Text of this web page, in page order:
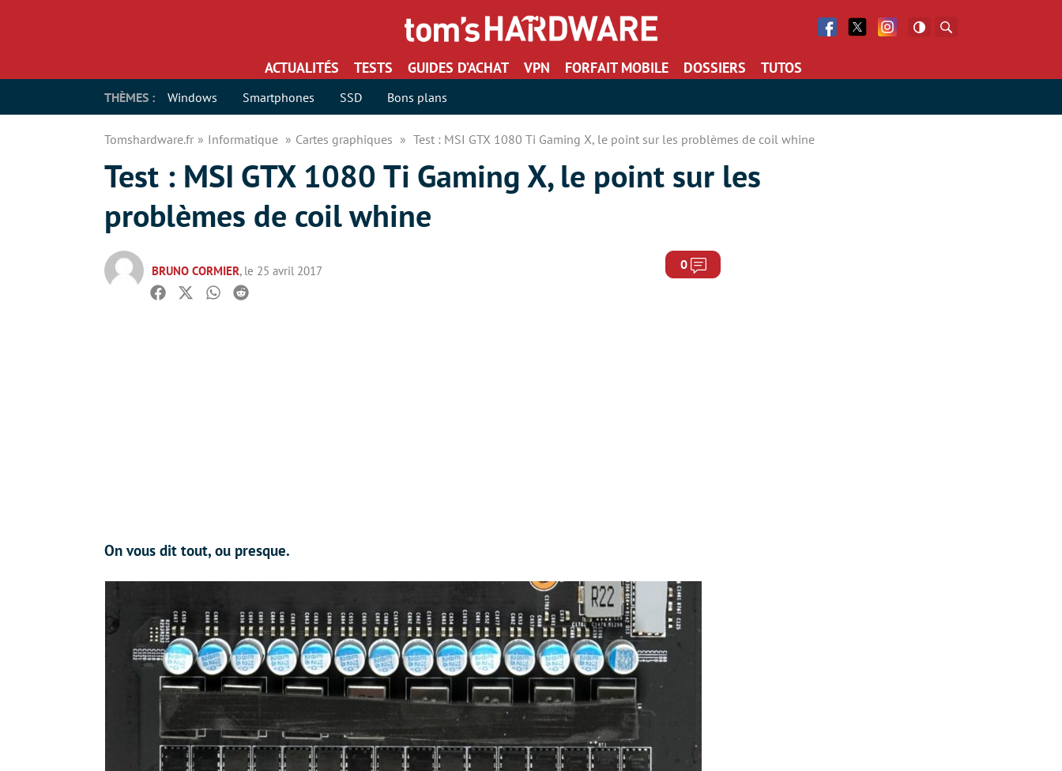
Facebook
Twitter Facebook
ACTUALITÉS TESTS GUIDES D’ACHAT VPN FORFAIT MOBILE DOSSIERS TUTOS
THÈMES : Windows Smartphones SSD Bons plans
Tomshardware.fr Informatique Cartes graphiques Test : MSI GTX 1080 Ti Gaming X, le point sur les problèmes de coil whine
Test : MSI GTX 1080 Ti Gaming X, le point sur les
problèmes de coil whine
BRUNO CORMIER, le 25 avril 2017 0 Commentaires
Facebook
TwitterWhatsapp
Reddit
On vous dit tout, ou presque.